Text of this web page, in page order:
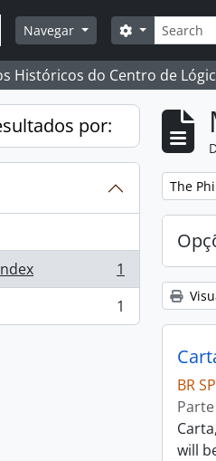
Navegar
Buscar
Opções de
Históricos do Centro de
por:
1
1
The
BR
will